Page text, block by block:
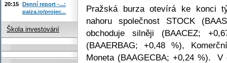
Pražská burza otevírá ke konci
nahoru společnost STOCK
obchoduje silněji (BAACEZ;
(BAAERBAG; +0,48 %),
Moneta (BAAGECBA; +0,24 %).
20:15 Denní report -...:
paiza.io/projec...
Škola investování